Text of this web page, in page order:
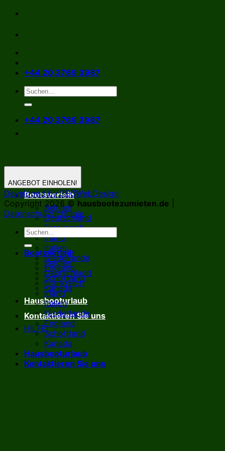
Zum
springen
+44 20 3769 3987
+44 20 3769 3987
Bootsverleih
Belgien
Deutschland
Frankreich
Irland
Italien
Niederlande
England
Schottland
Kanada
Hausbooturlaub
Kontaktieren Sie uns
HILFE!
ANGEBOT EINHOLEN!
Developed by SEOWebDesign
Copyright 2026 © hausbootezumieten.de
Datenschutzrichtlinie
Bootsverleih
Belgien
Deutschland
Frankreich
Irland
Italien
Niederlande
England
Schottland
Kanada
Hausbooturlaub
Kontaktieren Sie uns